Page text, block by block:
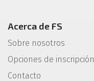
Acerca de FS
Sobre nosotros
Opciones de inscripción
Contacto